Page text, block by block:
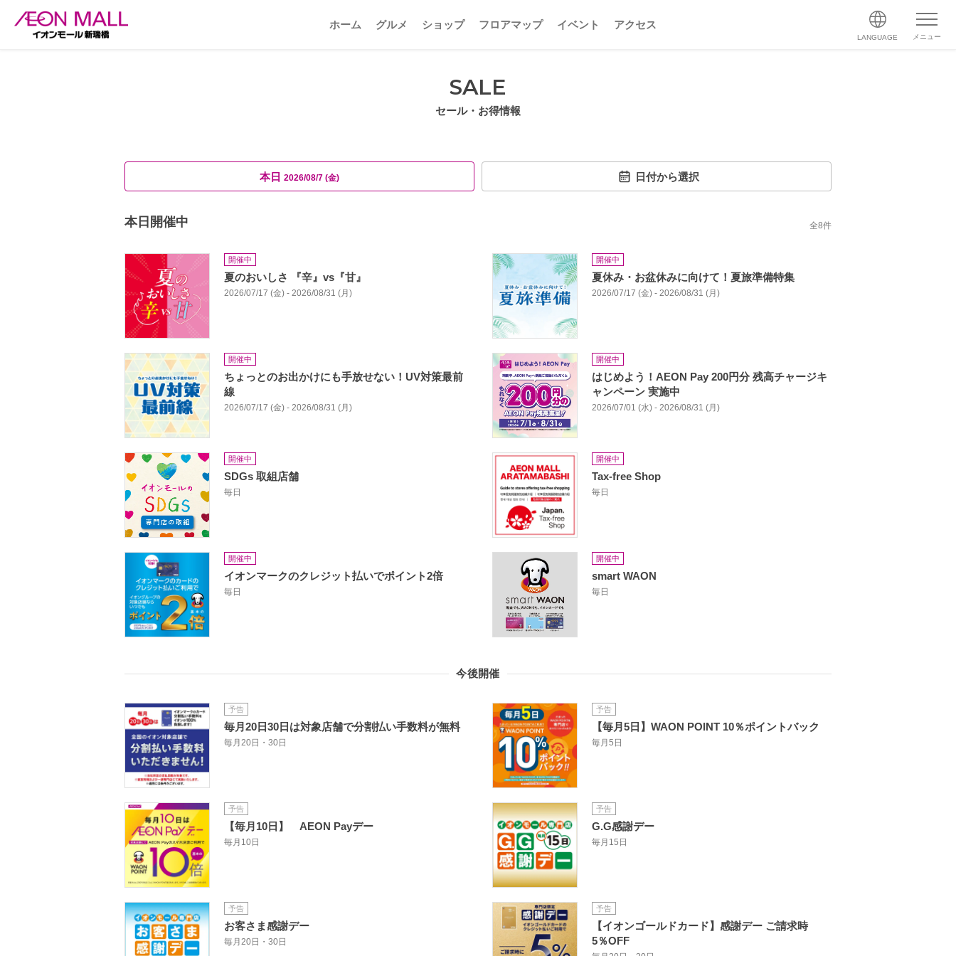
ホーム グルメ ショップ フロアマップ イベント アクセス
LANGUAGE メニュー
SALE
セール・お得情報
本日 2026/08/7 (金) 日付から選択
本日開催中 全8件
開催中
夏のおいしさ 『辛』vs『甘』
2026/07/17 (金) - 2026/08/31 (月)
開催中
夏休み・お盆休みに向けて！夏旅準備特集
2026/07/17 (金) - 2026/08/31 (月)
開催中
ちょっとのお出かけにも手放せない！UV対策最前
線
2026/07/17 (金) - 2026/08/31 (月)
開催中
はじめよう！AEON Pay 200円分 残高チャージキ
ャンペーン 実施中
2026/07/01 (水) - 2026/08/31 (月)
開催中
SDGs 取組店舗
毎日
開催中
Tax-free Shop
毎日
開催中
イオンマークのクレジット払いでポイント2倍
毎日
開催中
smart WAON
毎日
今後開催
予告
毎月20日30日は対象店舗で分割払い手数料が無料
毎月20日・30日
予告
【毎月5日】WAON POINT 10％ポイントバック
毎月5日
予告
【毎月10日】 AEON Payデー
毎月10日
予告
G.G感謝デー
毎月15日
予告
お客さま感謝デー
毎月20日・30日
予告
【イオンゴールドカード】感謝デー ご請求時
5％OFF